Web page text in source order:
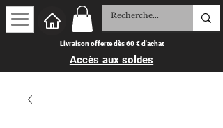
Livraison offerte dès 60 € d'achat
Accès aux soldes